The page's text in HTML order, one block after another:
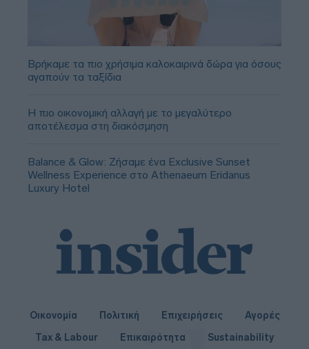
Βρήκαμε τα πιο χρήσιμα καλοκαιρινά δώρα για όσους
αγαπούν τα ταξίδια
Η πιο οικονομική αλλαγή με το μεγαλύτερο
αποτέλεσμα στη διακόσμηση
Balance & Glow: Ζήσαμε ένα Exclusive Sunset
Wellness Experience στο Athenaeum Eridanus
Luxury Hotel
Οικονομία Πολιτική Επιχειρήσεις
Αγορές
Tax & Labour
Επικαιρότητα Sustainability